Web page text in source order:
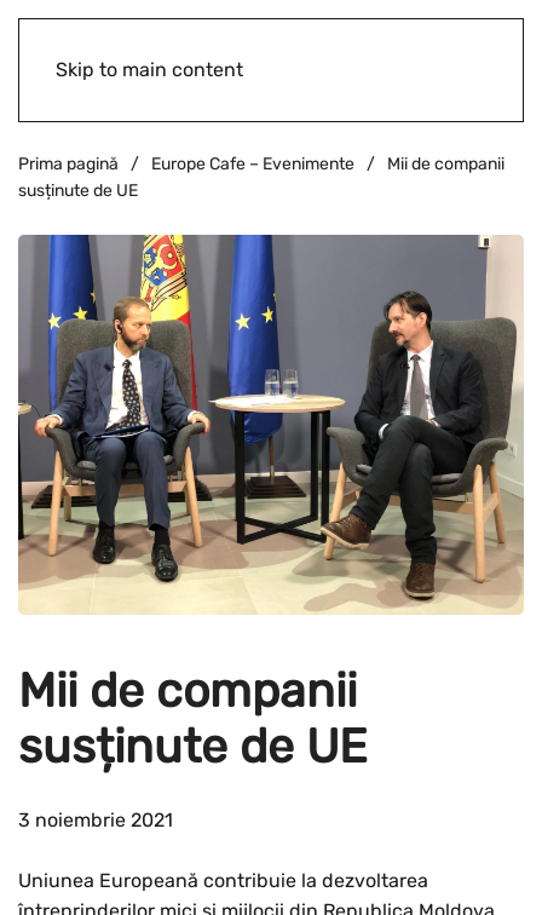
Skip to main content
Prima pagină Europe Cafe – Evenimente
Mii de companii
susținute de UE
Mii de companii
susținute de UE
3 noiembrie 2021
Uniunea Europeană contribuie la dezvoltarea
întreprinderilor mici și mijlocii din Republica Moldova.